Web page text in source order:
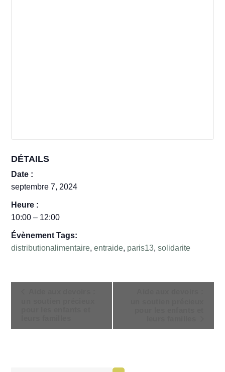
DÉTAILS
Date :
septembre 7, 2024
Heure :
10:00 – 12:00
Évènement Tags:
distributionalimentaire,entraide, paris13,solidarite
I